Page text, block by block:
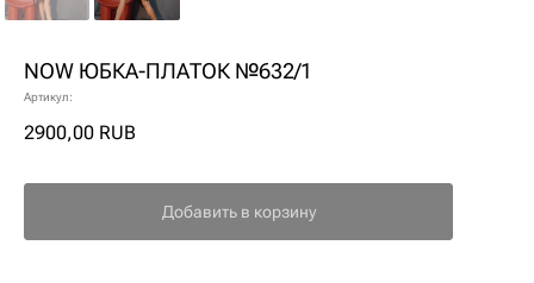
NOW ЮБКА-ПЛАТОК №632/1
Артикул:
2900,00 RUB
Добавить в корзину